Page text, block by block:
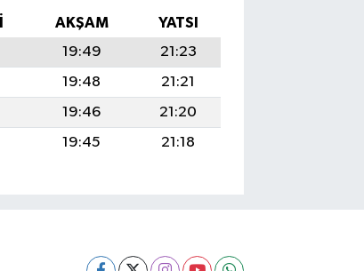
AKŞAM
YATSI
19:49
21:23
19:48
21:21
19:46
21:20
19:45 21:18